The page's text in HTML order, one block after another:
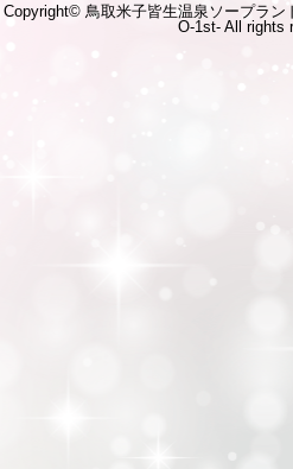
Copyright© 鳥取米子皆生温泉ソープラン
O-1st- All rights